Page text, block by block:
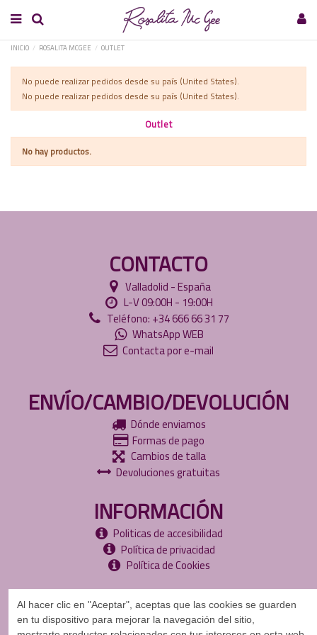
INICIO ROSALITA MCGEE OUTLET
No puede realizar pedidos desde su país (United States).
No puede realizar pedidos desde su país (United States).
Outlet
No hay productos.
CONTACTO
Valladolid - España
L-V 09:00H - 19:00H
Teléfono: +34 666 66 31 77
WhatsApp WEB
Contacta por e-mail
ENVÍO/CAMBIO/DEVOLUCIÓN
Dónde enviamos
Formas de pago
Cambios de talla
Devoluciones gratuitas
INFORMACIÓN
Politicas de accesibilidad
Política de privacidad
Política de Cookies
Al hacer clic en "Aceptar", aceptas que las cookies se guarden
en tu dispositivo para mejorar la navegación del sitio,